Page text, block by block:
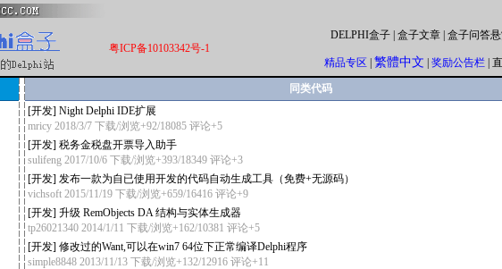
粤ICP备10103342号-1
DELPHI盒子 盒子文章 盒子问答
精品专区 繁體中文 奖励公告栏
同类代码
[开发] Night Delphi IDE扩展
mricy 2018/3/7 下载/浏览+92/18085 评论+5
[开发] 税务金税盘开票导入助手
sulifeng 2017/10/6 下载/浏览+393/18349 评论+3
[开发] 发布一款为自已使用开发的代码自动生成工具（免费+无源码）
vichsoft 2015/11/19 下载/浏览+659/16416 评论+9
[开发] 升级 RemObjects DA 结构与实体生成器
tp26021340 2014/1/11 下载/浏览+162/10381 评论+5
[开发] 修改过的Want,可以在win7 64位下正常编译Delphi程序
simple8848 2013/11/13 下载/浏览+132/12916 评论+11